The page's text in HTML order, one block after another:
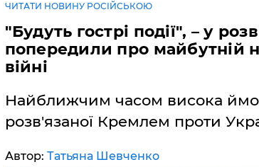
ЧИТАТИ НОВИНУ РОСІЙСЬКОЮ
"Будуть гострі події", – у
попередили про майбутній
війні
Найближчим часом висока
розв'язаної Кремлем проти
Автор: Татьяна Шевченко